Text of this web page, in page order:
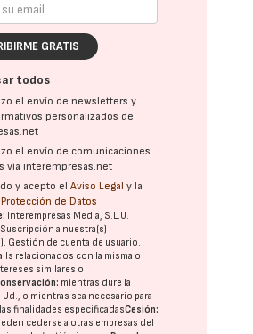
GRATIS
todos
el envío de newsletters y
personalizados de
el envío de comunicaciones
vía interempresas.net
y acepto elAviso Legal y la
de Datos
Interempresas Media, S.L.U.
Suscripción a nuestra(s)
Gestión de cuenta de usuario.
relacionados con la misma o
similares o
mientras dure la
o mientras sea necesario para
las finalidades especificadasCesión:
cederse a otras empresas del